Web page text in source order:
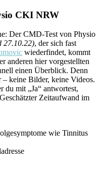
CKI NRW
Der CMD-Test von Physio
27.10.22), der sich fast
wiederfindet, kommt
anderen hier vorgestellten
einen Überblick. Denn
– keine Bilder, keine Videos.
du mit „Ja“ antwortest,
Zeitaufwand im
wie Tinnitus